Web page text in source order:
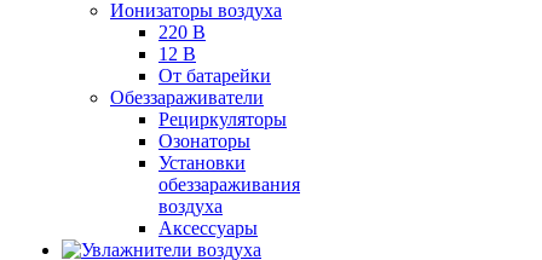
Ионизаторы воздуха
220 В
12 В
От батарейки
Обеззараживатели
Рециркуляторы
Озонаторы
Установки
обеззараживания
воздуха
Аксессуары